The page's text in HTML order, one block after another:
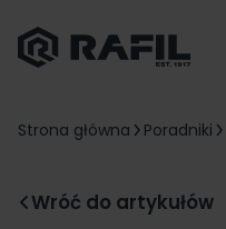
Strona główna Poradniki
Wróć do artykułów